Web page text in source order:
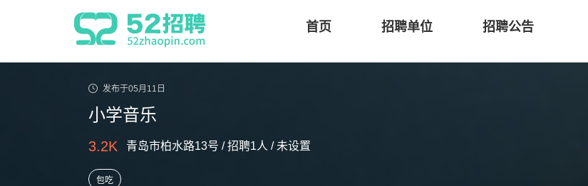
首页 招聘单位 招聘公告
发布于05月11日
小学音乐
3.2K 青岛市柏水路13号 / 招聘1人 / 未设置
包吃